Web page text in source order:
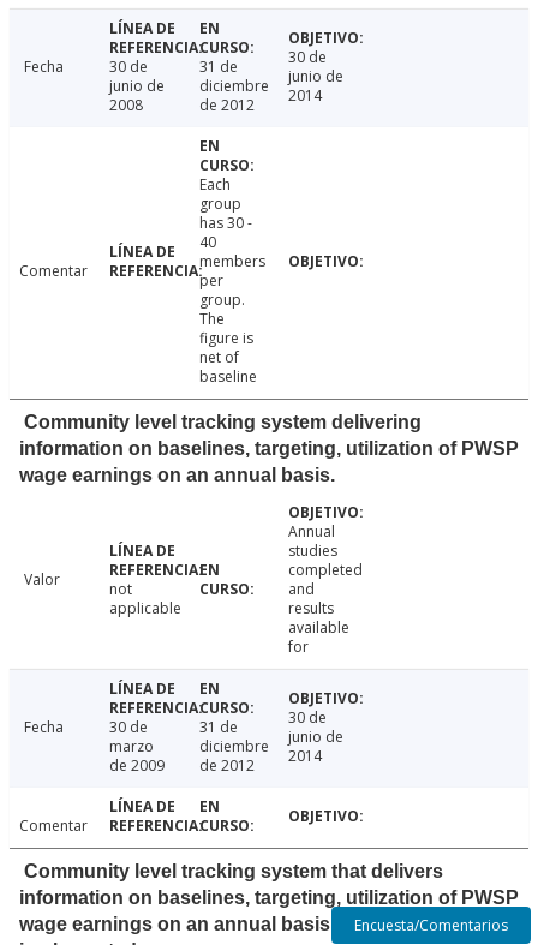
Fecha
30 de
junio de
2008
31 de
diciembre
de 2012
30 de
junio de
2014
Comentar
Each
group
has 30 -
40
members
per
group.
The
figure is
net of
baseline
Community level tracking system delivering
information on baselines, targeting, utilization of PWSP
wage earnings on an annual basis.
Valor
not
applicable
Annual
studies
completed
and
results
available
for
Fecha
30 de
marzo
de 2009
31 de
diciembre
de 2012
30 de
junio de
2014
Comentar
Community level tracking system that delivers
information on baselines, targeting, utilization of PWSP
wage earnings on an annual basis defined and
Encuesta/Comentarios